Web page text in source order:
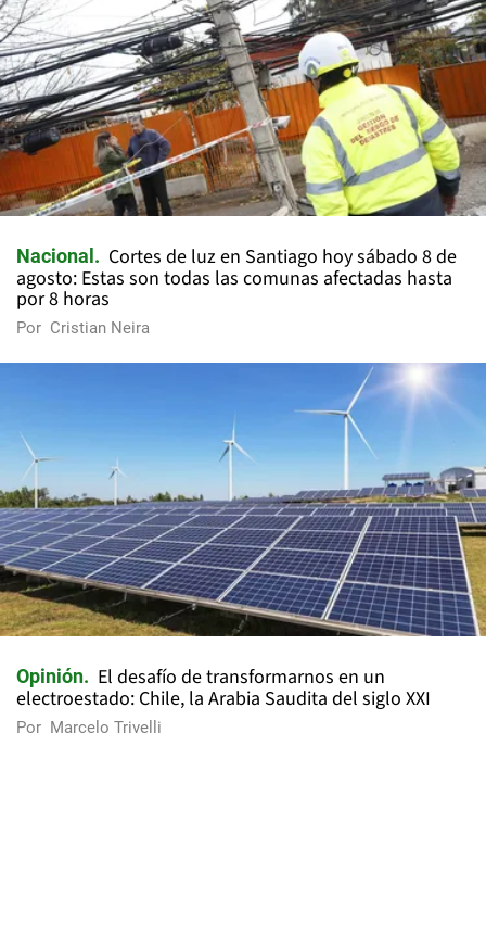
Nacional
Cortes de luz en Santiago hoy sábado 8 de
agosto: Estas son todas las comunas afectadas hasta
por 8 horas
Por Cristian Neira
Opinión
El desafío de transformarnos en un
electroestado: Chile, la Arabia Saudita del siglo XXI
Por Marcelo Trivelli